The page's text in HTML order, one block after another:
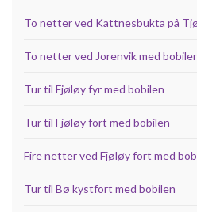
To netter ved Kattnesbukta på
To netter ved Jorenvik med
Tur til Fjøløy fyr med bobilen
Tur til Fjøløy fort med bobilen
Fire netter ved Fjøløy fort med
Tur til Bø kystfort med bobilen